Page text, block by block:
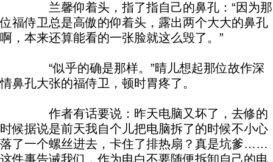
兰馨仰着头，指了指自己的鼻孔：“因为那
位福侍卫总是高傲的仰着头，露出两个大大的鼻孔
啊，本来还算能看的一张脸就这么毁了。”
“似乎的确是那样。”晴儿想起那位故作深
情鼻孔大张的福侍卫，顿时胃疼了。
作者有话要说：昨天电脑又坏了，去修的
时候据说是前天我自个儿把电脑拆了的时候不小心
落了一个螺丝进去，卡住了排热扇？真是坑爹……
这件事告诫我们，作为电白不要随便拆卸自己的电